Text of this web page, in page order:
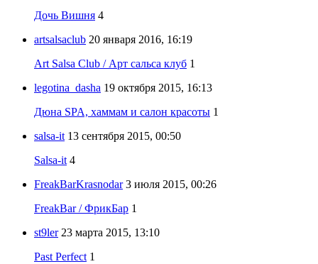
Дочь Вишня 4
artsalsaclub 20 января 2016, 16:19
Art Salsa Club / Арт сальса клуб 1
legotina_dasha 19 октября 2015, 16:13
Дюна SPA, хаммам и салон красоты 1
salsa-it 13 сентября 2015, 00:50
Salsa-it 4
FreakBarKrasnodar 3 июля 2015, 00:26
FreakBar / ФрикБар 1
st9ler 23 марта 2015, 13:10
Past Perfect 1